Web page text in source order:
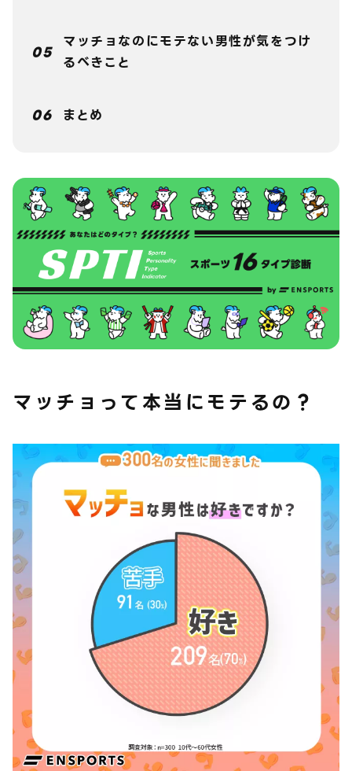
マッチョなのにモテない男性が気をつけ
るべきこと
まとめ
マッチョって本当にモテるの？